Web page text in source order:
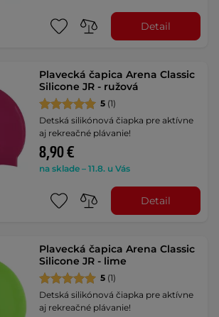
Detail
Plavecká čapica Arena Classic
Silicone JR - ružová
5 (1)
Detská silikónová čiapka pre aktívne
aj rekreačné plávanie!
8,90 €
na sklade – 11.8. u Vás
Detail
Plavecká čapica Arena Classic
Silicone JR - lime
5 (1)
Detská silikónová čiapka pre aktívne
aj rekreačné plávanie!